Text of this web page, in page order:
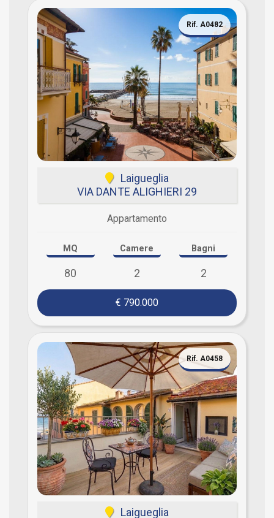
Rif. A0482
Laigueglia
VIA DANTE ALIGHIERI 29
Appartamento
MQ
80
Camere
2
Bagni
2
€ 790.000
Rif. A0458
Laigueglia